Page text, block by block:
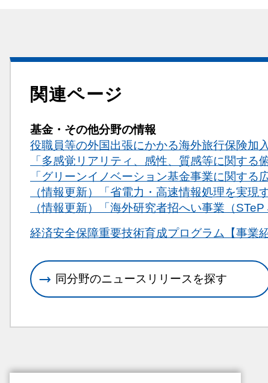
関連ページ
基金・その他分野の情報
役職員等の外国出張にかかる海外旅行保険加
「多感覚リアリティ、感性、質感等に関す
「グリーンイノベーション基金事業に関す
（情報更新）「省電力・高速情報処理を実
（情報更新）「海外研究者招へい事業（
関連情報
経済安全保障重要技術育成プログラム【事業紹
同分野のニュースリリースを探す